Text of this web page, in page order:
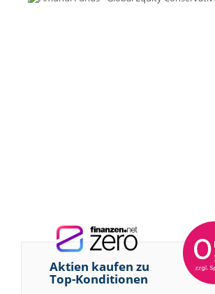
Aktien kaufen zu
Top-Konditionen